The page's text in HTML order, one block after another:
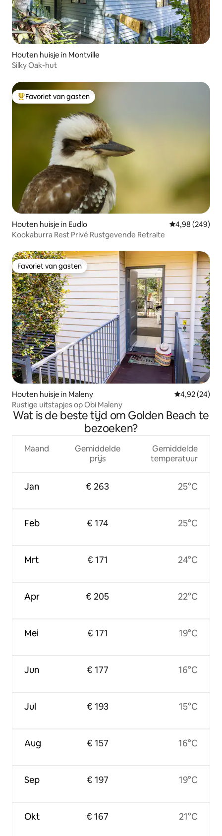
Houten huisje in Montville
Silky Oak-hut
Topfavoriet van gasten
Favoriet van gasten
Houten huisje in Eudlo Gemiddelde
4,98 (249)
Kookaburra Rest Privé Rustgevende Retraite
Favoriet van gasten
Favoriet van gasten
Houten huisje in Maleny Gemiddelde
4,92 (24)
Rustige uitstapjes op Obi Maleny
Wat is de beste tijd om Golden Beach te
bezoeken?
Maand
Jan
Feb
Mrt
Apr
Mei
Jun
Jul
Aug
Sep
Okt
Gemiddelde
prijs
€ 263
€ 174
€ 171
€ 205
€ 171
€ 177
€ 193
€ 157
€ 197
€ 167
Gemiddelde
temperatuur
25°C
25°C
24°C
22°C
19°C
16°C
15°C
16°C
19°C
21°C